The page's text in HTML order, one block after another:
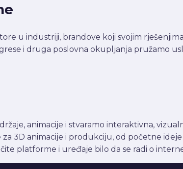
u industriji, brandove koji svojim
i druga poslovna okupljanja pružamo
animacije i stvaramo interaktivna,
3D animacije i produkciju, od početne
platforme i uređaje bilo da se radi o